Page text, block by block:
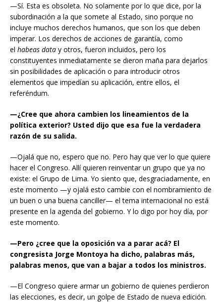
—Sí. Esta es obsoleta. No solamente por lo que dice, por la
subordinación a la que somete al Estado, sino porque no
incluye muchos derechos humanos, que son los que deben
imperar. Los derechos de acciones de garantía, como
el habeas data y otros, fueron incluidos, pero los
constituyentes inmediatamente se dieron maña para dejarlos
sin posibilidades de aplicación o para introducir otros
elementos que impedían su aplicación, entre ellos, el
referéndum.
—¿Cree que ahora cambien los lineamientos de la
política exterior? Usted dijo que esa fue la verdadera
razón de su salida.
—Ojalá que no, espero que no. Pero hay que ver lo que quiere
hacer el Congreso. Allí quieren reinventar un grupo que ya no
existe: el Grupo de Lima. Yo siento que, desgraciadamente, en
este momento —y ojalá esto cambie con el nombramiento de
un buen o una buena canciller— el tema internacional no está
presente en la agenda del gobierno. Y lo digo por hoy día, por
este momento.
—Pero ¿cree que la oposición va a parar acá? El
congresista Jorge Montoya ha dicho, palabras más,
palabras menos, que van a bajar a todos los ministros.
—El Congreso quiere armar un gobierno de quienes perdieron
las elecciones, es decir, un golpe de Estado de nueva edición.